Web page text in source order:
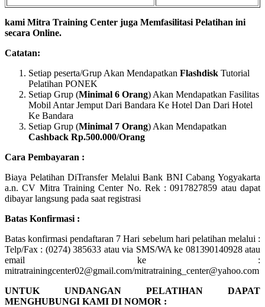
kami Mitra Training Center juga Memfasilitasi Pelatihan ini
secara Online.
Catatan:
Setiap peserta/Grup Akan Mendapatkan Flashdisk Tutorial
Pelatihan PONEK
Setiap Grup (Minimal 6 Orang) Akan Mendapatkan Fasilitas
Mobil Antar Jemput Dari Bandara Ke Hotel Dan Dari Hotel
Ke Bandara
Setiap Grup (Minimal 7 Orang) Akan Mendapatkan
Cashback Rp.500.000/Orang
Cara Pembayaran :
Biaya Pelatihan DiTransfer Melalui Bank BNI Cabang Yogyakarta
a.n. CV Mitra Training Center No. Rek : 0917827859 atau dapat
dibayar langsung pada saat registrasi
Batas Konfirmasi :
Batas konfirmasi pendaftaran 7 Hari sebelum hari pelatihan melalui :
Telp/Fax : (0274) 385633 atau via SMS/WA ke 081390140928 atau
email ke :
mitratrainingcenter02@gmail.com/mitratraining_center@yahoo.com
UNTUK UNDANGAN PELATIHAN DAPAT
MENGHUBUNGI KAMI DI NOMOR :